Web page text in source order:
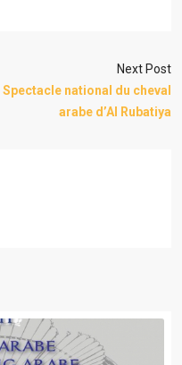
Next Post
Spectacle national du cheval
arabe d’Al Rubatiya